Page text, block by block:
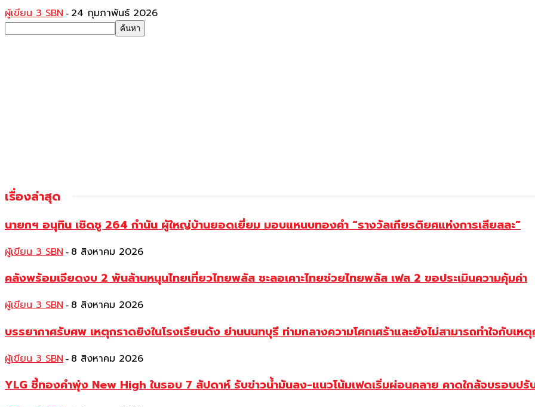
ผู้เขียน 3 SBN - 24 กุมภาพันธ์ 2026
เรื่องล่าสุด
นายกฯ อนุทิน เชิดชู 264 กำนัน ผู้ใหญ่บ้านยอดเยี่ยม มอบแหนบทองคำ “รางวัลเกียรติยศแห่งการเสียสละ”
ผู้เขียน 3 SBN - 8 สิงหาคม 2026
คลังพร้อมเจียดงบ 2 พันล้านหนุนไทยเที่ยวไทยพลัส ชะลอเคาะไทยช่วยไทยพลัส เฟส 2 ขอประเมินความคุ้มค่า
ผู้เขียน 3 SBN - 8 สิงหาคม 2026
บรรยากาศรับศพ เหตุกราดยิงในโรงเรียนดัง ย่านนนทบุรี ท่ามกลางความโศกเศร้าและยังไม่สามารถทำใจกับเห
ผู้เขียน 3 SBN - 8 สิงหาคม 2026
YLG ชี้ทองคำพุ่ง New High ในรอบ 7 สัปดาห์ รับข่าวน้ำมันลง-แนวโน้มเฟดเริ่มผ่อนคลาย คาดใกล้จบรอบปรั